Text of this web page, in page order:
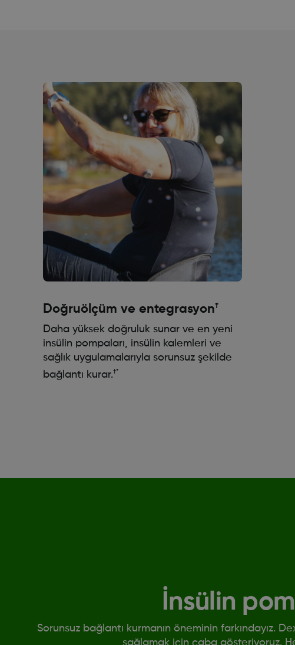
Doğruölçüm ve entegrasyon†
Daha yüksek doğruluk sunar ve en yeni
insülin pompaları, insülin kalemleri ve
sağlık uygulamalarıyla sorunsuz şekilde
bağlantı kurar.†*
İnsülin
Sorunsuz bağlantı kurmanın öneminin farkındayız.
sağlamak için çaba gösteriyoruz.